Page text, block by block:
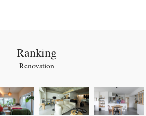
Ranking
Renovation